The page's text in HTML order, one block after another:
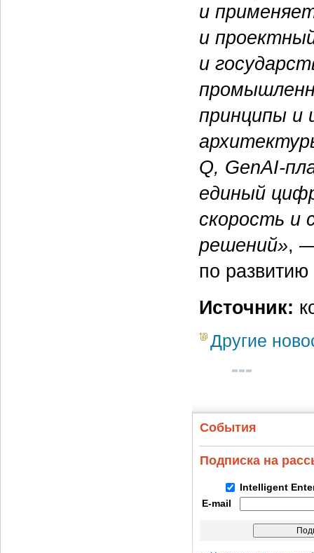
и
и
и
принципы и
Q, GenAI-
единый
скорость и
решений»,
по
Источник:
Другие
События
Подписка на
Intelligent
E-mail